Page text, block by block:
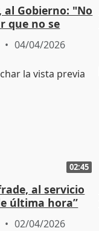
al Gobierno: "No
que no se
04/04/2026
02:45
al servicio
última hora”
02/04/2026